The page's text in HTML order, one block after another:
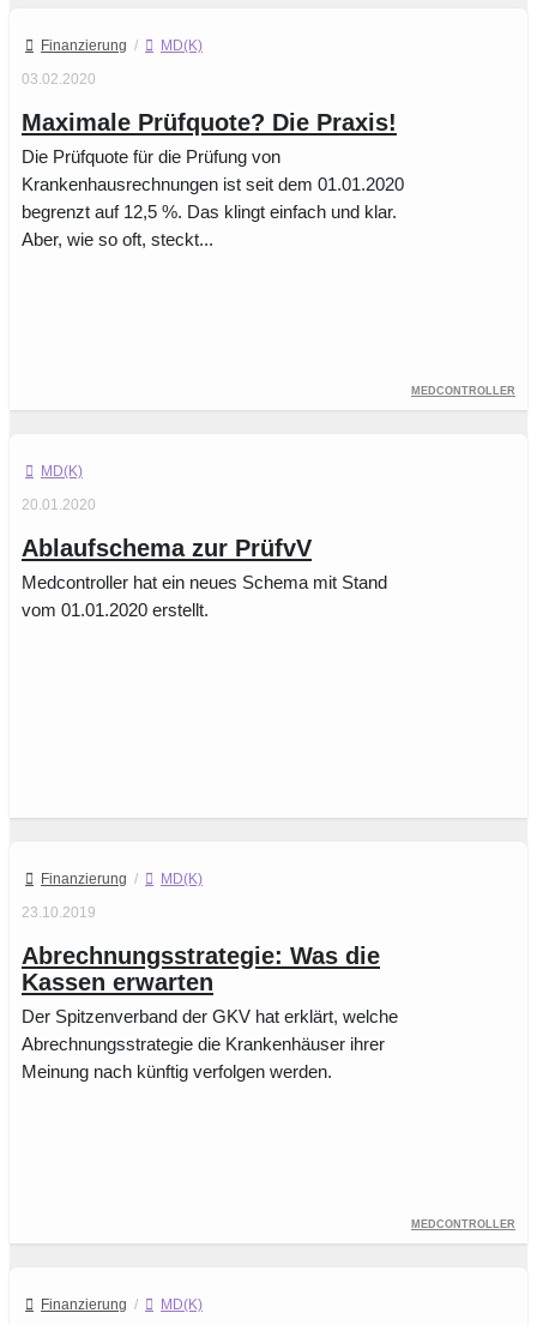
Finanzierung /
MD(K)
03.02.2020
Maximale Prüfquote? Die Praxis!
Die Prüfquote für die Prüfung von
Krankenhausrechnungen ist seit dem 01.01.2020
begrenzt auf 12,5 %. Das klingt einfach und klar.
Aber, wie so oft, steckt...
Medcontroller
MD(K)
20.01.2020
Ablaufschema zur PrüfvV
Medcontroller hat ein neues Schema mit Stand
vom 01.01.2020 erstellt.
Finanzierung /
MD(K)
23.10.2019
Abrechnungsstrategie: Was die
Kassen erwarten
Der Spitzenverband der GKV hat erklärt, welche
Abrechnungsstrategie die Krankenhäuser ihrer
Meinung nach künftig verfolgen werden.
Medcontroller
Finanzierung / MD(K)